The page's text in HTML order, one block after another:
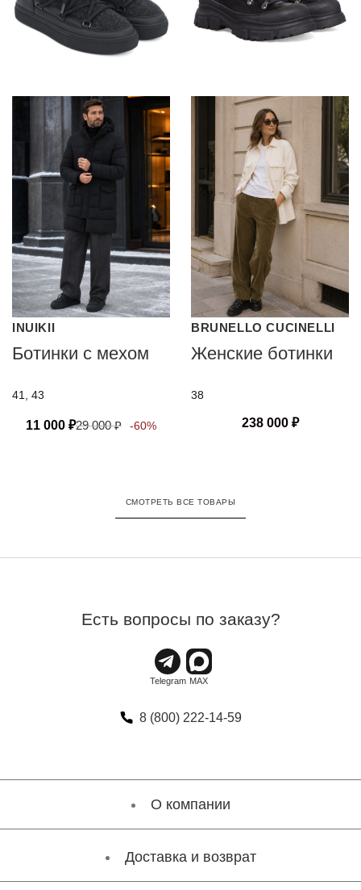
INUIKII
Ботинки с мехом
41, 43
11 000 ₽29 000₽ -60%
BRUNELLO CUCINELLI
Женские ботинки
38
238 000 ₽
СМОТРЕТЬ ВСЕ ТОВАРЫ
Есть вопросы по заказу?
8 (800) 222-14-59
О компании
Доставка и возврат